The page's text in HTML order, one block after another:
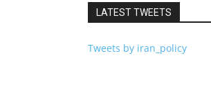
LATEST TWEETS
Tweets by iran_policy